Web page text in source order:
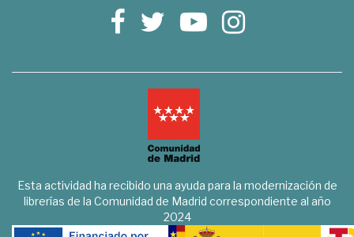
Esta actividad ha recibido una ayuda para la modernización de
librerías de la Comunidad de Madrid correspondiente al año
2024